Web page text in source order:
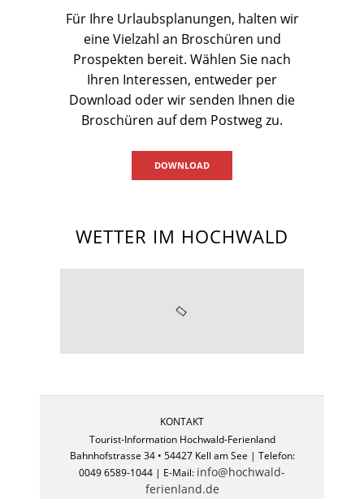
Für Ihre Urlaubsplanungen, halten wir
eine Vielzahl an Broschüren und
Prospekten bereit. Wählen Sie nach
Ihren Interessen, entweder per
Download oder wir senden Ihnen die
Broschüren auf dem Postweg zu.
DOWNLOAD
WETTER IM HOCHWALD
KONTAKT
Tourist-Information Hochwald-Ferienland
Bahnhofstrasse 34 • 54427 Kell am See | Telefon:
0049 6589-1044 | E-Mail: info@hochwald-
ferienland.de